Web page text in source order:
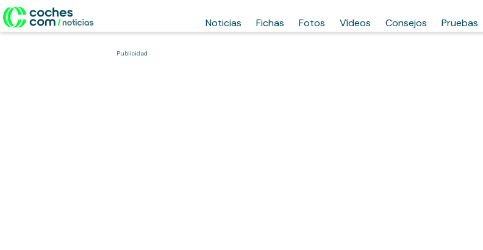
Noticias Fichas Fotos Vídeos Consejos Pruebas
Publicidad